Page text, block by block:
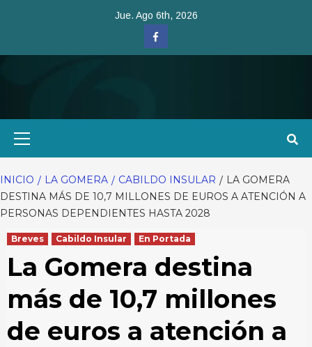
Jue. Ago 6th, 2026
Facebook
INICIO LA GOMERA CABILDO INSULAR
LA GOMERA
DESTINA MÁS DE 10,7 MILLONES DE EUROS A ATENCIÓN A
PERSONAS DEPENDIENTES HASTA 2028
Breves Cabildo Insular En Portada
La Gomera destina
más de 10,7 millones
de euros a atención a